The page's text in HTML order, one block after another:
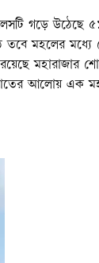
গড়ে উঠেছে
তবে মহলের মধ্যে
মহারাজার
রাতের আলোয় এক